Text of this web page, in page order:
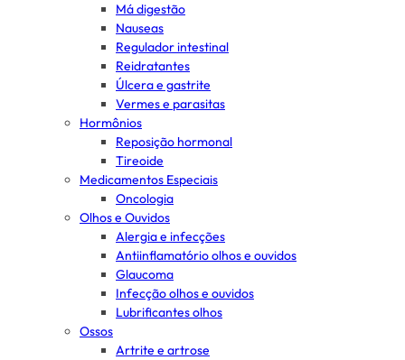
Má digestão
Nauseas
Regulador intestinal
Reidratantes
Úlcera e gastrite
Vermes e parasitas
Hormônios
Reposição hormonal
Tireoide
Medicamentos Especiais
Oncologia
Olhos e Ouvidos
Alergia e infecções
Antiinflamatório olhos e ouvidos
Glaucoma
Infecção olhos e ouvidos
Lubrificantes olhos
Ossos
Artrite e artrose